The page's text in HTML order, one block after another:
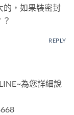
的，如果裝密封
REPLY
為您詳細說